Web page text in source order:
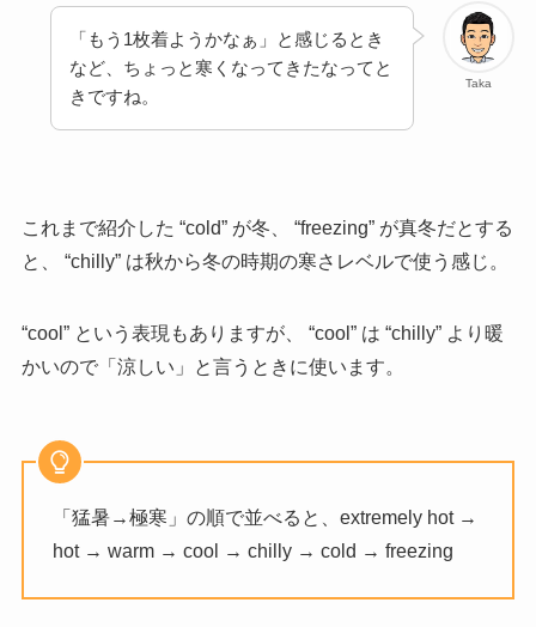
Taka
「もう1枚着ようかなぁ」と感じるとき
など、ちょっと寒くなってきたなってと
きですね。
これまで紹介した “cold” が冬、 “freezing” が真冬だとする
と、 “chilly” は秋から冬の時期の寒さレベルで使う感じ。
“cool” という表現もありますが、 “cool” は “chilly” より暖
かいので「涼しい」と言うときに使います。
「猛暑→極寒」の順で並べると、extremely hot →
hot → warm→ cool → chilly→ cold → freezing